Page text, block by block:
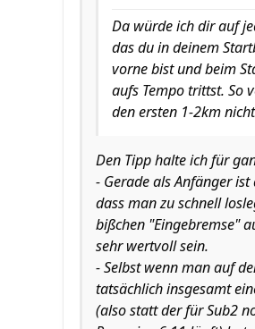
Da würde ich dir auf
das du in deinem
vorne bist und beim
aufs Tempo trittst. So
den ersten 1-2km
Den Tipp halte ich für
- Gerade als Anfänger ist
dass man zu schnell
bißchen "Eingebremse"
sehr wertvoll sein.
- Selbst wenn man auf
tatsächlich insgesamt
(also statt der für Sub2